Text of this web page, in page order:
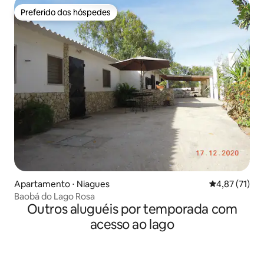
Preferido dos hóspedes
Preferido dos hóspedes
Apartamento ⋅ Niagues 4,87 de uma
4,87 (71)
Baobá do Lago Rosa
Outros aluguéis por temporada com
acesso ao lago